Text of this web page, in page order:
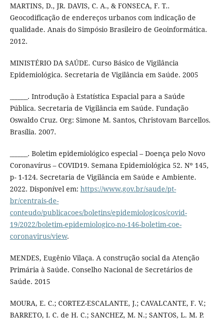
MARTINS, D., JR. DAVIS, C. A., & FONSECA, F. T..
Geocodificação de endereços urbanos com indicação de
qualidade. Anais do Simpósio Brasileiro de Geoinformática.
2012.
MINISTÉRIO DA SAÚDE. Curso Básico de Vigilância
Epidemiológica. Secretaria de Vigilância em Saúde. 2005
______. Introdução à Estatística Espacial para a Saúde
Pública. Secretaria de Vigilância em Saúde. Fundação
Oswaldo Cruz. Org: Simone M. Santos, Christovam Barcellos.
Brasília. 2007.
______. Boletim epidemiológico especial – Doença pelo Novo
Coronavírus – COVID19. Semana Epidemiológica 52. Nº 145,
p- 1-124. Secretaria de Vigilância em Saúde e Ambiente.
2022. Disponível em: https://www.gov.br/saude/pt-
br/centrais-de-
conteudo/publicacoes/boletins/epidemiologicos/covid-
19/2022/boletim-epidemiologico-no-146-boletim-coe-
coronavirus/view.
MENDES, Eugênio Vilaça. A construção social da Atenção
Primária à Saúde. Conselho Nacional de Secretários de
Saúde. 2015
MOURA, E. C.; CORTEZ-ESCALANTE, J.; CAVALCANTE, F. V.;
BARRETO, I. C. de H. C.; SANCHEZ, M. N.; SANTOS, L. M. P.